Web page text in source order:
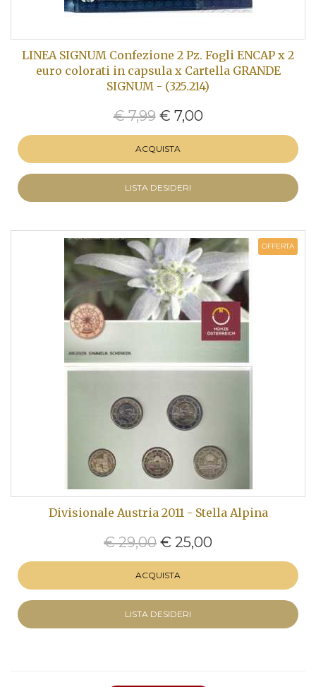
LINEA SIGNUM Confezione 2 Pz. Fogli ENCAP x 2
euro colorati in capsula x Cartella GRANDE
SIGNUM - (325.214)
€ 7,99€ 7,00
ACQUISTA
LISTA DESIDERI
OFFERTA
Divisionale Austria 2011 - Stella Alpina
€ 29,00 € 25,00
ACQUISTA
LISTA DESIDERI